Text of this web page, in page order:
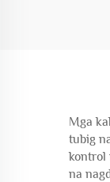
Mga
tubig
kontrol
na